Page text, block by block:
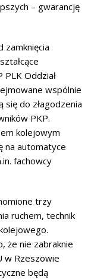
– gwarancję
zamknięcia
Oddział
wspólnie
się do złagodzenia
PKP.
kolejowym
na automatyce
fachowcy
trzy
ruchem, technik
że nie zabraknie
w Rzeszowie
będą